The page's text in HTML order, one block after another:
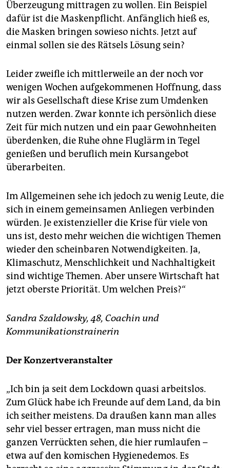
Überzeugung mittragen zu wollen. Ein Beispiel
dafür ist die Maskenpflicht. Anfänglich hieß es,
die Masken bringen sowieso nichts. Jetzt auf
einmal sollen sie des Rätsels Lösung sein?
Leider zweifle ich mittlerweile an der noch vor
wenigen Wochen aufgekommenen Hoffnung, dass
wir als Gesellschaft diese Krise zum Umdenken
nutzen werden. Zwar konnte ich persönlich diese
Zeit für mich nutzen und ein paar Gewohnheiten
überdenken, die Ruhe ohne Fluglärm in Tegel
genießen und beruflich mein Kurs­angebot
überarbeiten.
Im Allgemeinen sehe ich jedoch zu wenig Leute, die
sich in einem gemeinsamen Anliegen verbinden
würden. Je existenzieller die Krise für viele von
uns ist, desto mehr weichen die wichtigen Themen
wieder den scheinbaren Notwendigkeiten. Ja,
Klimaschutz, Menschlichkeit und Nachhaltigkeit
sind wichtige Themen. Aber unsere Wirtschaft hat
jetzt oberste Priorität. Um welchen Preis?“
Sandra Szaldowsky, 48, Coachin und
Kommunikationstrainerin
Der Konzertveranstalter
„Ich bin ja seit dem Lockdown quasi arbeitslos.
Zum Glück habe ich Freunde auf dem Land, da bin
ich seither meistens. Da draußen kann man alles
sehr viel besser ertragen, man muss nicht die
ganzen Verrückten sehen, die hier rumlaufen –
etwa auf den komischen Hygienedemos. Es